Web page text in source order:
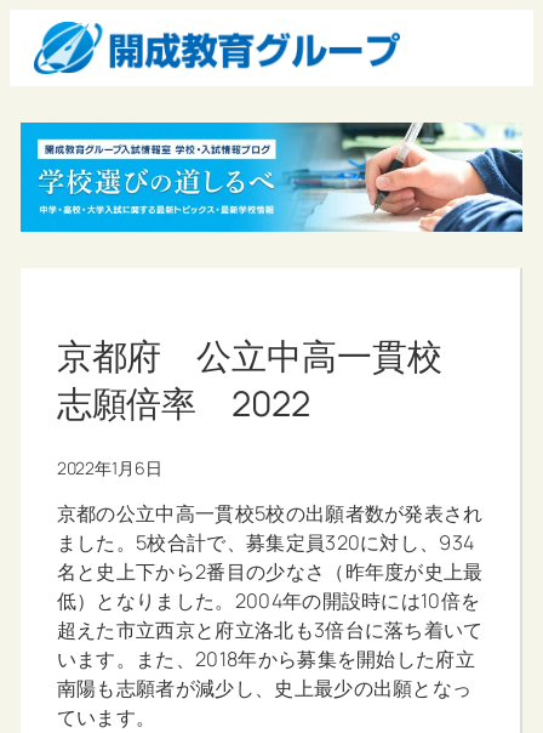
京都府 公立中高一貫校
志願倍率 2022
2022年1月6日
京都の公立中高一貫校5校の出願者数が発表され
ました。5校合計で、募集定員320に対し、934
名と史上下から2番目の少なさ（昨年度が史上最
低）となりました。2004年の開設時には10倍を
超えた市立西京と府立洛北も3倍台に落ち着いて
います。また、2018年から募集を開始した府立
南陽も志願者が減少し、史上最少の出願となっ
ています。